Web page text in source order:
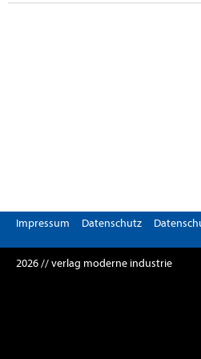
Impressum Datenschutz
2026 // verlag moderne industrie